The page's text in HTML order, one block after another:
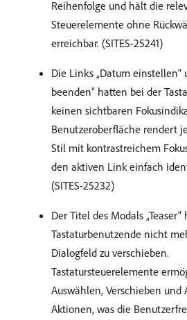
Reihenfolge und hält die
Steuerelemente ohne
erreichbar. (SITES-25241)
Die Links „Datum einstellen“
beenden“ hatten bei der
keinen sichtbaren
Benutzeroberfläche rendert
Stil mit kontrastreichem
den aktiven Link einfach
(SITES-25232)
Der Titel des Modals
Tastaturbenutzende nicht
Dialogfeld zu verschieben.
Tastatursteuerelemente
Auswählen, Verschieben und
Aktionen, was die